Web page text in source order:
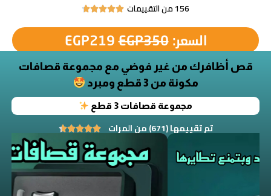
156 من التقييمات 




السعر: EGP350
EGP219
قص أظافرك من غير فوضي مع مجموعة قصافات
مكونة من 3 قطع ومبرد
مجموعة قصافات 3 قطع
تم تقييمها (671) من المرات 



